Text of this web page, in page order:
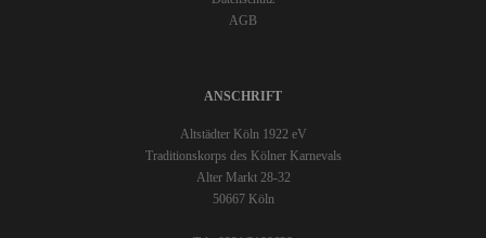
AGB
ANSCHRIFT
Altstädter Köln 1922 eV
Traditionskorps des Kölner Karnevals
Alter Markt 28-32
50667 Köln